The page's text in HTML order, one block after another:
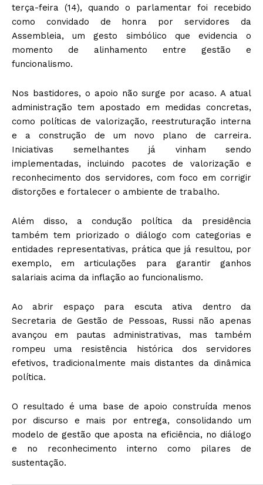
terça-feira (14), quando o parlamentar foi recebido
como convidado de honra por servidores da
Assembleia, um gesto simbólico que evidencia o
momento de alinhamento entre gestão e
funcionalismo.
Nos bastidores, o apoio não surge por acaso. A atual
administração tem apostado em medidas concretas,
como políticas de valorização, reestruturação interna
e a construção de um novo plano de carreira.
Iniciativas semelhantes já vinham sendo
implementadas, incluindo pacotes de valorização e
reconhecimento dos servidores, com foco em corrigir
distorções e fortalecer o ambiente de trabalho.
Além disso, a condução política da presidência
também tem priorizado o diálogo com categorias e
entidades representativas, prática que já resultou, por
exemplo, em articulações para garantir ganhos
salariais acima da inflação ao funcionalismo.
Ao abrir espaço para escuta ativa dentro da
Secretaria de Gestão de Pessoas, Russi não apenas
avançou em pautas administrativas, mas também
rompeu uma resistência histórica dos servidores
efetivos, tradicionalmente mais distantes da dinâmica
política.
O resultado é uma base de apoio construída menos
por discurso e mais por entrega, consolidando um
modelo de gestão que aposta na eficiência, no diálogo
e no reconhecimento interno como pilares de
sustentação.